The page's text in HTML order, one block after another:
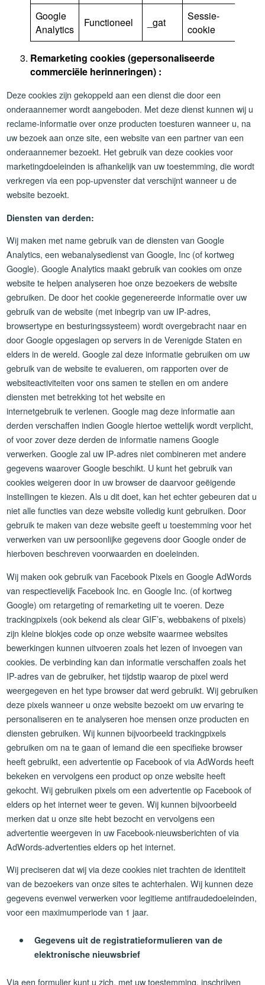
Google
Analytics
Functioneel _gat
Sessie-
cookie
Remarketing cookies (gepersonaliseerde
commerciële herinneringen) :
Deze cookies zijn gekoppeld aan een dienst die door een
onderaannemer wordt aangeboden. Met deze dienst kunnen wij u
reclame-informatie over onze producten toesturen wanneer u, na
uw bezoek aan onze site, een website van een partner van een
onderaannemer bezoekt. Het gebruik van deze cookies voor
marketingdoeleinden is afhankelijk van uw toestemming, die wordt
verkregen via een pop-upvenster dat verschijnt wanneer u de
website bezoekt.
Diensten van derden:
Wij maken met name gebruik van de diensten van Google
Analytics, een webanalysedienst van Google, Inc (of kortweg
Google). Google Analytics maakt gebruik van cookies om onze
website te helpen analyseren hoe onze bezoekers de website
gebruiken. De door het cookie gegenereerde informatie over uw
gebruik van de website (met inbegrip van uw IP-adres,
browsertype en besturingssysteem) wordt overgebracht naar en
door Google opgeslagen op servers in de Verenigde Staten en
elders in de wereld. Google zal deze informatie gebruiken om uw
gebruik van de website te evalueren, om rapporten over de
websiteactiviteiten voor ons samen te stellen en om andere
diensten met betrekking tot het website en
internetgebruik te verlenen. Google mag deze informatie aan
derden verschaffen indien Google hiertoe wettelijk wordt verplicht,
of voor zover deze derden de informatie namens Google
verwerken. Google zal uw IP-adres niet combineren met andere
gegevens waarover Google beschikt. U kunt het gebruik van
cookies weigeren door in uw browser de daarvoor geëigende
instellingen te kiezen. Als u dit doet, kan het echter gebeuren dat u
niet alle functies van deze website volledig kunt gebruiken. Door
gebruik te maken van deze website geeft u toestemming voor het
verwerken van uw persoonlijke gegevens door Google onder de
hierboven beschreven voorwaarden en doeleinden.
Wij maken ook gebruik van Facebook Pixels en Google AdWords
van respectievelijk Facebook Inc. en Google Inc. (of kortweg
Google) om retargeting of remarketing uit te voeren. Deze
trackingpixels (ook bekend als clear GIF’s, webbakens of pixels)
zijn kleine blokjes code op onze website waarmee websites
bewerkingen kunnen uitvoeren zoals het lezen of invoegen van
cookies. De verbinding kan dan informatie verschaffen zoals het
IP-adres van de gebruiker, het tijdstip waarop de pixel werd
weergegeven en het type browser dat werd gebruikt. Wij gebruiken
deze pixels wanneer u onze website bezoekt om uw ervaring te
personaliseren en te analyseren hoe mensen onze producten en
diensten gebruiken. Wij kunnen bijvoorbeeld trackingpixels
gebruiken om na te gaan of iemand die een specifieke browser
heeft gebruikt, een advertentie op Facebook of via AdWords heeft
bekeken en vervolgens een product op onze website heeft
gekocht. Wij gebruiken pixels om een advertentie op Facebook of
elders op het internet weer te geven. Wij kunnen bijvoorbeeld
merken dat u onze site hebt bezocht en vervolgens een
advertentie weergeven in uw Facebook-nieuwsberichten of via
AdWords-advertenties elders op het internet.
Wij preciseren dat wij via deze cookies niet trachten de identiteit
van de bezoekers van onze sites te achterhalen. Wij kunnen deze
gegevens evenwel verwerken voor legitieme antifraudedoeleinden,
voor een maximumperiode van 1 jaar.
Gegevens uit de registratieformulieren van de
elektronische nieuwsbrief
Via een formulier kunt u zich, met uw toestemming, inschrijven